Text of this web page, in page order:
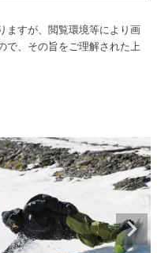
ますが、閲覧環境等により画
で、その旨をご理解された上